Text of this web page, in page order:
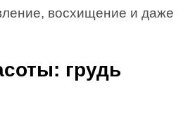
восхищение и даже
грудь